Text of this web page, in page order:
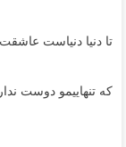
تا دنیا دنیاست
که تنهاییمو دوست